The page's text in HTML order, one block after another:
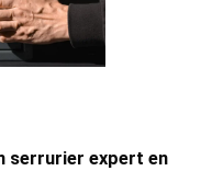
serrurier expert en